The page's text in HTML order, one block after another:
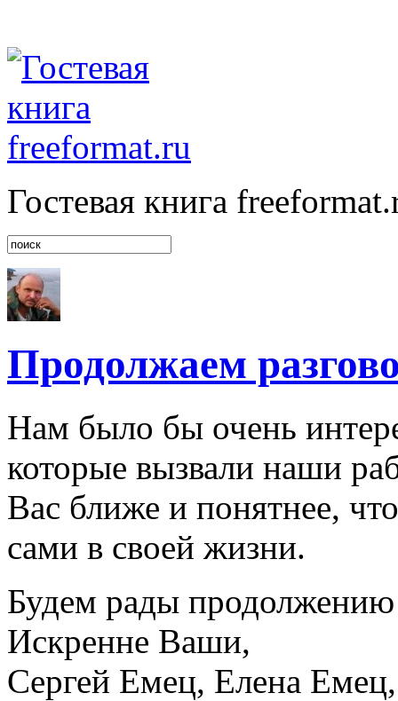
Гостевая книга
Продолжаем
Нам было бы очень
которые вызвали наши
Вас ближе и понятнее,
сами в своей жизни.
Будем рады продолжению
Искренне Ваши,
Сергей Емец, Елена